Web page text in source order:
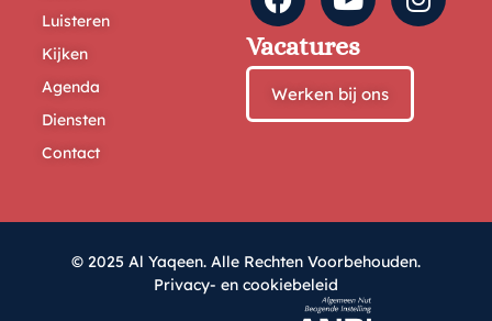
Luisteren
Kijken
Agenda
Diensten
Contact
Vacatures
Werken bij ons
© 2025 Al Yaqeen. Alle Rechten Voorbehouden.
Privacy- en cookiebeleid